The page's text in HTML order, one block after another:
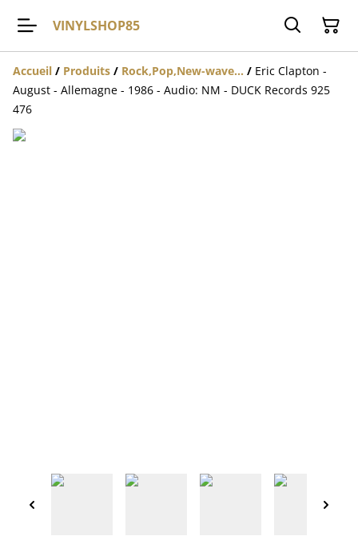
VINYLSHOP85
Accueil / Produits / Rock,Pop,New-wave... / Eric Clapton -
August - Allemagne - 1986 - Audio: NM - DUCK Records 925
476